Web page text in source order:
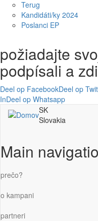
Terug
Kandidáti/ky 2024
Poslanci EP
požiadajte
podpísali a
Deel op FacebookDeel op
InDeel op Whatsapp
SK
Slovakia
Main
prečo?
o kampani
partneri